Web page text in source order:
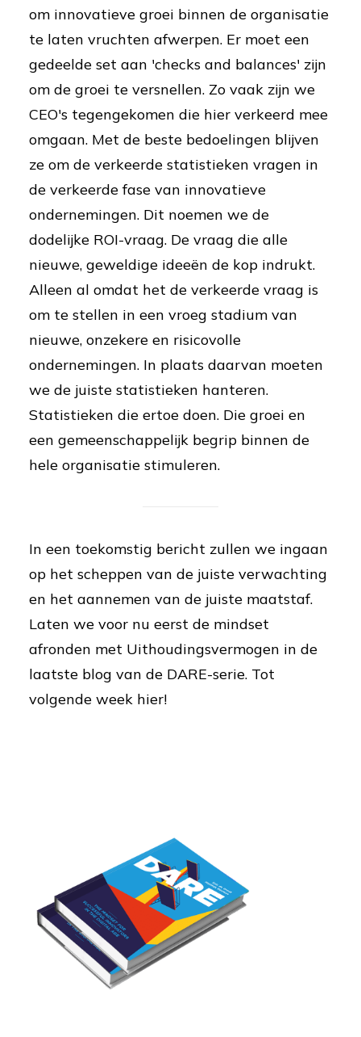
om innovatieve groei binnen de organisatie
te laten vruchten afwerpen. Er moet een
gedeelde set aan 'checks and balances' zijn
om de groei te versnellen. Zo vaak zijn we
CEO's tegengekomen die hier verkeerd mee
omgaan. Met de beste bedoelingen blijven
ze om de verkeerde statistieken vragen in
de verkeerde fase van innovatieve
ondernemingen. Dit noemen we de
dodelijke ROI-vraag. De vraag die alle
nieuwe, geweldige ideeën de kop indrukt.
Alleen al omdat het de verkeerde vraag is
om te stellen in een vroeg stadium van
nieuwe, onzekere en risicovolle
ondernemingen. In plaats daarvan moeten
we de juiste statistieken hanteren.
Statistieken die ertoe doen. Die groei en
een gemeenschappelijk begrip binnen de
hele organisatie stimuleren.
In een toekomstig bericht zullen we ingaan
op het scheppen van de juiste verwachting
en het aannemen van de juiste maatstaf.
Laten we voor nu eerst de mindset
afronden met Uithoudingsvermogen in de
laatste blog van de DARE-serie. Tot
volgende week hier!